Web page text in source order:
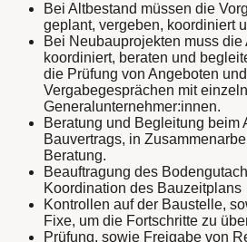
Bei Altbestand müssen die
geplant, vergeben, koordiniert
Bei Neubauprojekten muss die
koordiniert, beraten und
die Prüfung von Angeboten
Vergabegesprächen mit
Generalunternehmer:innen.
Beratung und Begleitung beim
Bauvertrags, in
Beratung.
Beauftragung des
Koordination des Bauzeitplans
Kontrollen auf der Baustelle,
Fixe, um die Fortschritte zu
Prüfung, sowie Freigabe von